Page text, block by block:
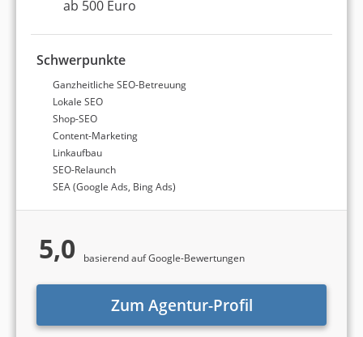
ab 500 Euro
Schwerpunkte
Ganzheitliche SEO-Betreuung
Lokale SEO
Shop-SEO
Content-Marketing
Linkaufbau
SEO-Relaunch
SEA (Google Ads, Bing Ads)
5,0 basierend auf Google-Bewertungen
Zum Agentur-Profil